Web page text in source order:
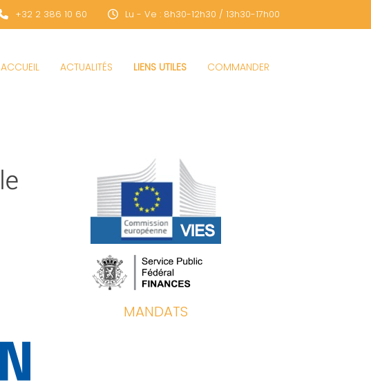
+32 2 386 10 60 Lu - Ve : 8h30-12h30 / 13h30-17h00
ACCUEIL ACTUALITÉS LIENS UTILES COMMANDER
MANDATS